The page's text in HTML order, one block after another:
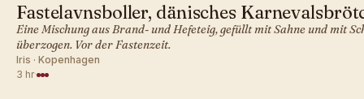
SKANDINAVISCH · GEBÄCK
Fastelavnsboller, dänisches
Eine Mischung aus Brand- und Hefeteig, gefüllt mit Sahne und mit
überzogen. Vor der Fastenzeit.
Iris · Kopenhagen
3 hr·